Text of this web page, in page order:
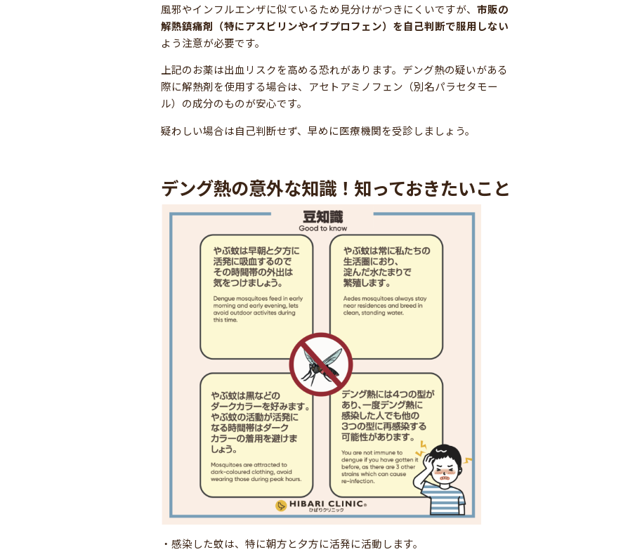
風邪やインフルエンザに似ているため見分けがつきにくいですが、 市販の
解熱鎮痛剤（特にアスピリンやイブプロフェン）を自己判断で服用しない
よう注意が必要です。
上記のお薬は出血リスクを高める恐れがあります。デング熱の疑いがある
際に解熱剤を使用する場合は、アセトアミノフェン（別名パラセタモー
ル）の成分のものが安心です。
疑わしい場合は自己判断せず、早めに医療機関を受診しましょう。
デング熱の意外な知識！知っておきたいこと
・感染した蚊は、特に朝方と夕方に活発に活動します。